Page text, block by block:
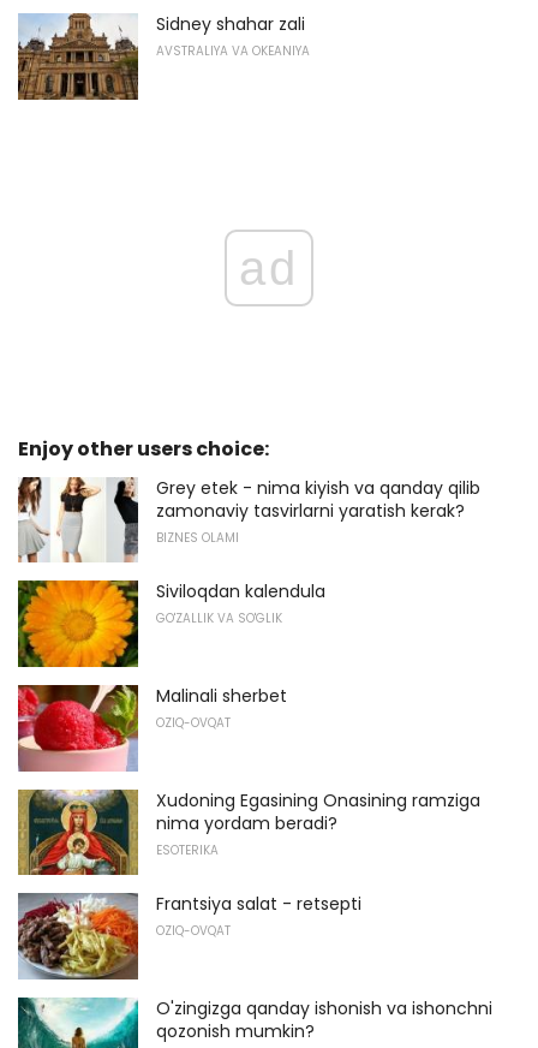
Sidney shahar zali
AVSTRALIYA VA OKEANIYA
ad
Enjoy other users choice:
Grey etek - nima kiyish va qanday qilib
zamonaviy tasvirlarni yaratish kerak?
BIZNES OLAMI
Siviloqdan kalendula
GO'ZALLIK VA SO'GLIK
Malinali sherbet
OZIQ-OVQAT
Xudoning Egasining Onasining ramziga
nima yordam beradi?
ESOTERIKA
Frantsiya salat - retsepti
OZIQ-OVQAT
O'zingizga qanday ishonish va ishonchni
qozonish mumkin?